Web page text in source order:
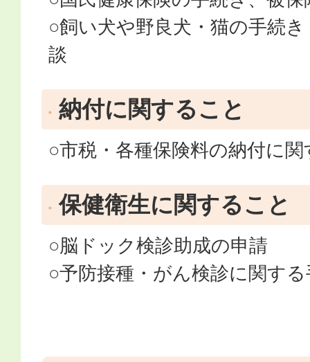
○飼い犬や野良犬・猫の手続
談
納付に関すること
○市税・各種保険料の納付に
保健衛生に関すること
○脳ドック検診助成の申請
○予防接種・がん検診に関す